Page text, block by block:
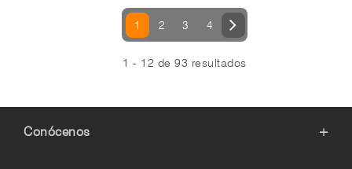
1 2 3 4
1 - 12 de 93 resultados
Conócenos +